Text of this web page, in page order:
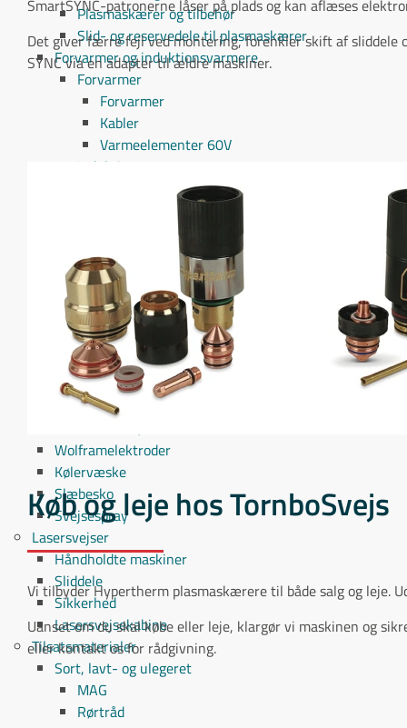
Plasmaskærer og tilbehør
Slid- og reservedele til plasmaskærer
Forvarmer og induktionsvarmere
Forvarmer
Forvarmer
Kabler
Varmeelementer 60V
Induktionsvarmer
Induktionsspoler
Svejse forlængerkabler
Stelkabler
Stik, stelklemmer og elektrodeholdere
Kabler
Wolframslibere
Wolframsliber - maskiner
Wolframsliber - tilbehør
Tilbehør til Ultima-TIG
Wolframelektroder
Kølervæske
Slæbesko
Svejsespray
Lasersvejser
Håndholdte maskiner
Sliddele
Sikkerhed
Lasersvejsekabine
Tilsatsmaterialer
Sort, lavt- og ulegeret
MAG
Rørtråd
SmartSYNC-patronerne låser på plads og kan aflæses
Det giver færre fejl ved montering, forenkler skift af sliddele
SYNC via en adapter til ældre maskiner.
Køb og leje hos TornboSvejs
Vi tilbyder Hypertherm plasmaskærere til både salg og leje.
Uanset om du skal købe eller leje, klargør vi maskinen og
eller kontakt os for rådgivning.